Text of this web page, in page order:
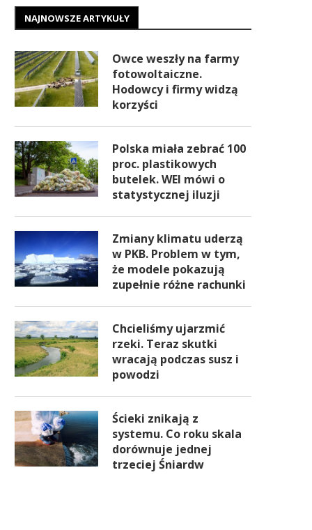
NAJNOWSZE ARTYKUŁY
Owce weszły na farmy
fotowoltaiczne.
Hodowcy i firmy widzą
korzyści
Polska miała zebrać 100
proc. plastikowych
butelek. WEI mówi o
statystycznej iluzji
Zmiany klimatu uderzą
w PKB. Problem w tym,
że modele pokazują
zupełnie różne rachunki
Chcieliśmy ujarzmić
rzeki. Teraz skutki
wracają podczas susz i
powodzi
Ścieki znikają z
systemu. Co roku skala
dorównuje jednej
trzeciej Śniardw